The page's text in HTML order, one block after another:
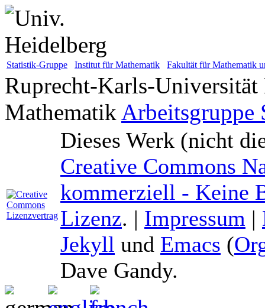
Statistik-Gruppe Institut für Mathematik Fakultät für Mathematik
Ruprecht-Karls-Universität
Mathematik Arbeitsgruppe
Dieses Werk (nicht
Creative Commons
kommerziell - Keine
Lizenz. | Impressum |
Jekyll und Emacs (
Dave Gandy.